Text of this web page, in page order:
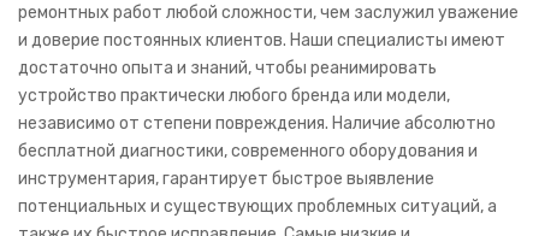
Ингаляторы
Небулайзеры
Проф Оборудование
АТС
ПВР
ремонтных работ любой сложности, чем заслужил уважение
и доверие постоянных клиентов. Наши специалисты имеют
достаточно опыта и знаний, чтобы реанимировать
устройство практически любого бренда или модели,
независимо от степени повреждения. Наличие абсолютно
бесплатной диагностики, современного оборудования и
инструментария, гарантирует быстрое выявление
потенциальных и существующих проблемных ситуаций, а